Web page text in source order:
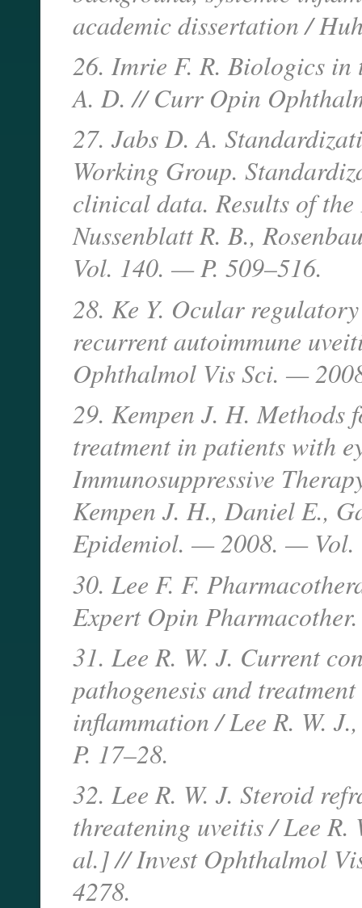
academic dissertation /
26. Imrie F. R. Biologics in
A. D. // Curr Opin
27. Jabs D. A.
Working Group.
clinical data. Results of
Nussenblatt R. B.,
Vol. 140. — P. 509–516.
28. Ke Y. Ocular
recurrent autoimmune
Ophthalmol Vis Sci. —
29. Kempen J. H. Methods
treatment in patients with
Immunosuppressive
Kempen J. H., Daniel E.,
Epidemiol. — 2008. —
30. Lee F. F.
Expert Opin
31. Lee R. W. J. Current
pathogenesis and
inflammation / Lee R. W.
P. 17–28.
32. Lee R. W. J. Steroid
threatening uveitis / Lee R.
al.] // Invest Ophthalmol
4278.